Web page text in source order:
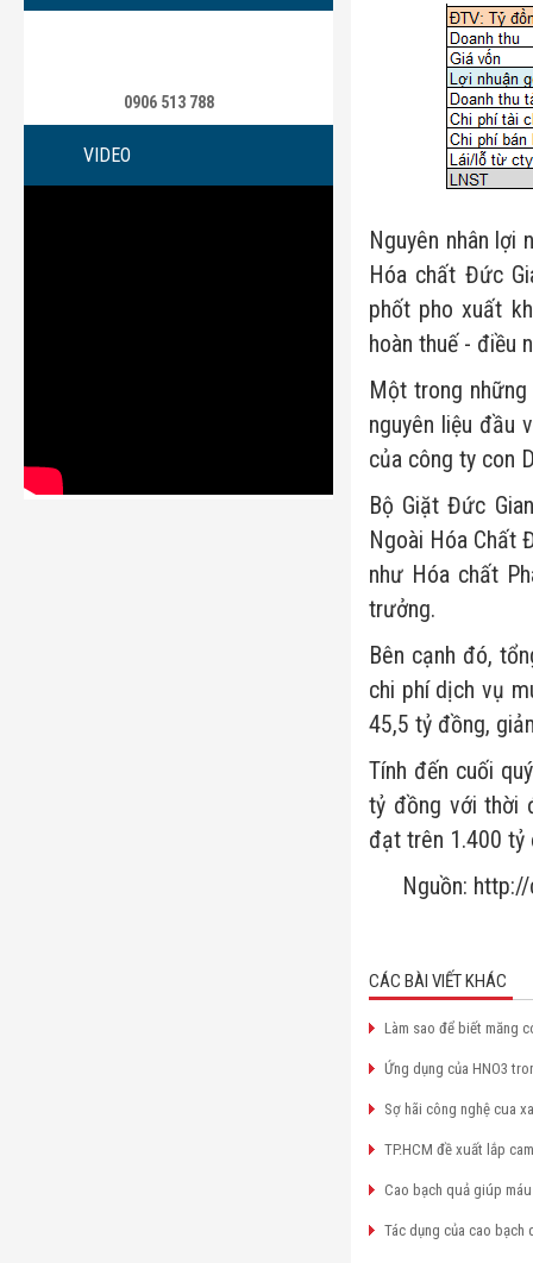
0906 513 788
VIDEO
Nguyên nhân
Hóa chất Đức
phốt pho xuất
hoàn thuế - điều
Một trong
nguyên liệu đầu
của công ty con
Bộ Giặt Đức
Ngoài Hóa Chất
như Hóa chất
trưởng.
Bên cạnh đó,
chi phí dịch vụ
45,5 tỷ đồng,
Tính đến cuối
tỷ đồng với thời
đạt trên 1.400 tỷ
Nguồn:
CÁC BÀI VIẾT KHÁC
Làm sao để biết măng
Ứng dụng của HNO3
Sợ hãi công nghệ cua
TP.HCM đề xuất lắp
Cao bạch quả giúp
Tác dụng của cao